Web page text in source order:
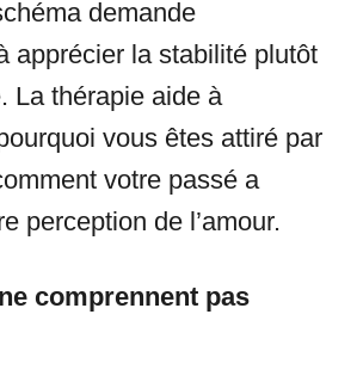
demande
apprécier la stabilité plutôt
La thérapie aide à
vous êtes attiré par
votre passé a
perception de l’amour.
comprennent pas